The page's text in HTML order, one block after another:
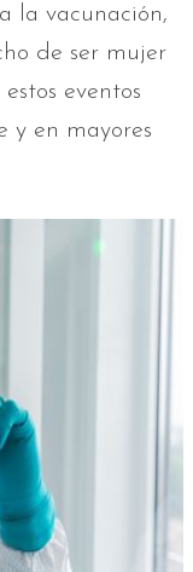
la vacunación,
de ser mujer
eventos
y en mayores